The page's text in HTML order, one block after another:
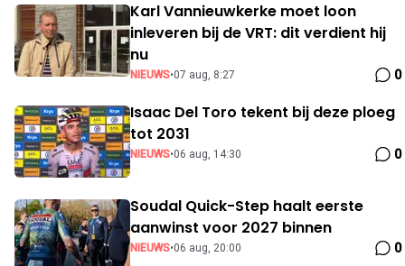
Karl Vannieuwkerke moet loon
inleveren bij de VRT: dit verdient hij
nu
NIEUWS•07 aug, 8:27 0
Isaac Del Toro tekent bij deze ploeg
tot 2031
NIEUWS•06 aug, 14:30 0
Soudal Quick-Step haalt eerste
aanwinst voor 2027 binnen
NIEUWS•06 aug, 20:00 0